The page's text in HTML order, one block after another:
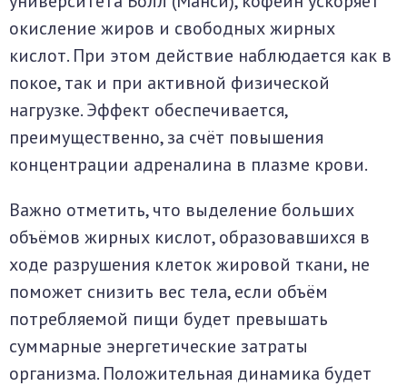
окисление жиров и свободных жирных
кислот. При этом действие наблюдается как в
покое, так и при активной физической
нагрузке. Эффект обеспечивается,
преимущественно, за счёт повышения
концентрации адреналина в плазме крови.
Важно отметить, что выделение больших
объёмов жирных кислот, образовавшихся в
ходе разрушения клеток жировой ткани, не
поможет снизить вес тела, если объём
потребляемой пищи будет превышать
суммарные энергетические затраты
организма. Положительная динамика будет